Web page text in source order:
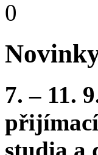
0
7. – 11.
přijímací
studia a